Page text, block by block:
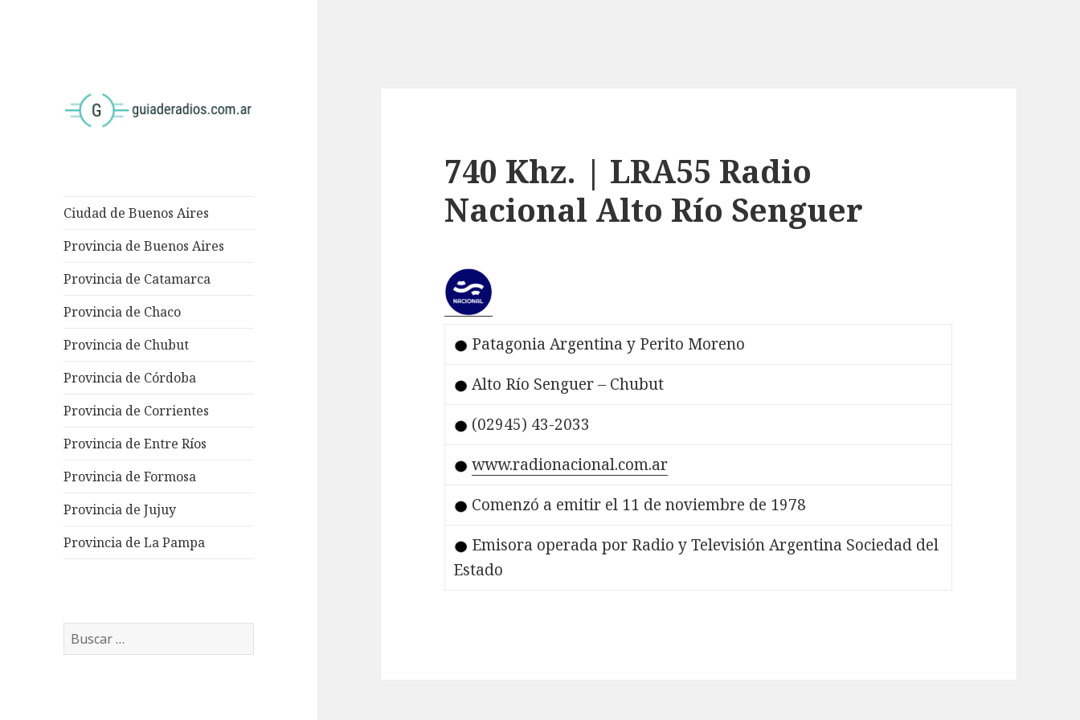
Ciudad de Buenos Aires
Provincia de Buenos Aires
Provincia de Catamarca
Provincia de Chaco
Provincia de Chubut
Provincia de Córdoba
Provincia de Corrientes
Provincia de Entre Ríos
Provincia de Formosa
Provincia de Jujuy
Provincia de La Pampa
Buscar:
740 Khz. | LRA55 Radio
Nacional Alto Río Senguer
Patagonia Argentina y Perito Moreno
Alto Río Senguer – Chubut
(02945) 43-2033
www.radionacional.com.ar
Comenzó a emitir el 11 de noviembre de 1978
Emisora operada por Radio y Televisión Argentina Sociedad del
Estado